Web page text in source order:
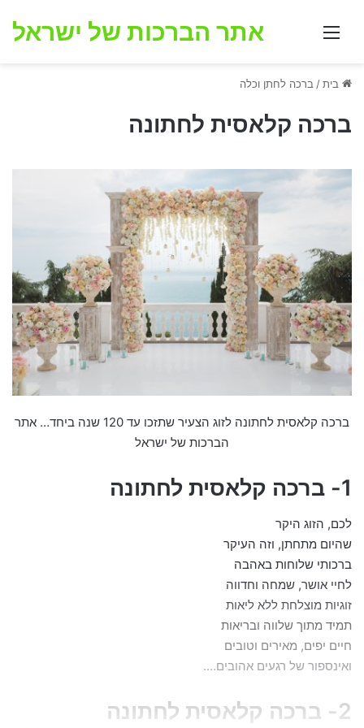
תפריט אתר הברכות של ישראל
בית/ ברכה לחתן וכלה
ברכה קלאסית לחתונה
ברכה קלאסית לחתונה לזוג הצעיר שתזכו עד 120 שנה ביחד… אתר
הברכות של ישראל
1- ברכה קלאסית לחתונה
לכם, הזוג היקר
שהיום מתחתן, וזה העיקר
ברכותי שלוחות באהבה
לחיי אושר, שמחה וחדווה
זוגיות מוצלחת ללא ליאות
תמיד מתוך שלווה ובריאות
חיים יפים, מאירים וטובים
ואינספור של רגעים אהובים….
2- ברכה קלאסית לחתונה